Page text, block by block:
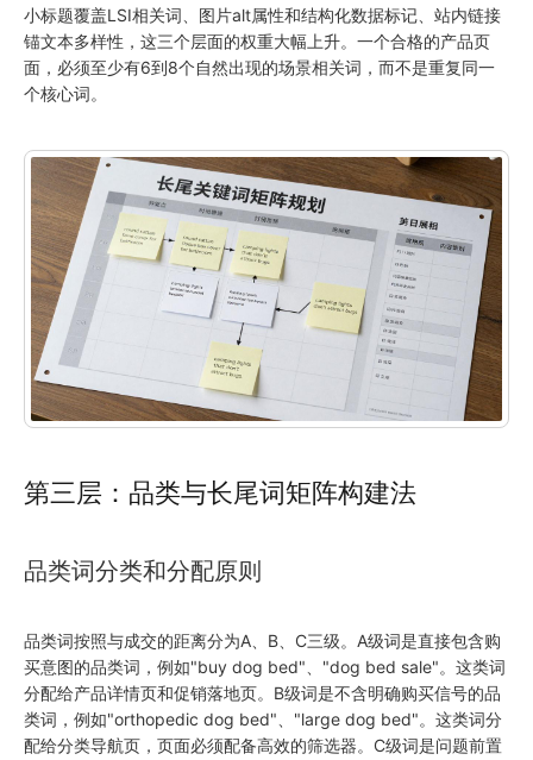
小标题覆盖LSI相关词、图片alt属性和结构化数据标记、站内链接
锚文本多样性，这三个层面的权重大幅上升。一个合格的产品页
面，必须至少有6到8个自然出现的场景相关词，而不是重复同一
个核心词。
第三层：品类与长尾词矩阵构建法
品类词分类和分配原则
品类词按照与成交的距离分为A、B、C三级。A级词是直接包含购
买意图的品类词，例如"buy dog bed"、"dog bed sale"。这类词
分配给产品详情页和促销落地页。B级词是不含明确购买信号的品
类词，例如"orthopedic dog bed"、"large dog bed"。这类词分
配给分类导航页，页面必须配备高效的筛选器。C级词是问题前置